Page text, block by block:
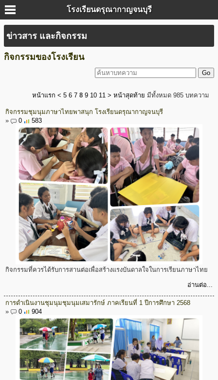
โรงเรียนดรุณากาญจนบุรี
ข่าวสาร และกิจกรรม
กิจกรรมของโรงเรียน
หน้าแรก < 5 6 7 8 9 10 11 > หน้าสุดท้าย มีทั้งหมด 985 บทความ
กิจกรรมชุมนุมภาษาไทยพาสนุก โรงเรียนดรุณากาญจนบุรี
»
0 583
กิจกรรมที่ควรได้รับการสานต่อเพื่อสร้างแรงบันดาลใจในการเรียนภาษาไทย
อ่านต่อ...
การดำเนินงานชุมนุมชุมนุมเสมารักษ์ ภาคเรียนที่ 1 ปีการศึกษา 2568
»
0 904